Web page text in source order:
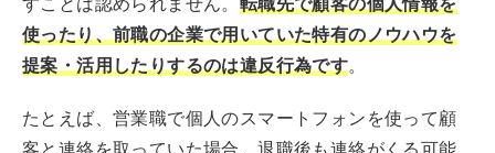
使ったり、前職の企業で用いていた特有のノウハウを
提案・活用したりするのは違反行為です。
たとえば、営業職で個人のスマートフォンを使って顧